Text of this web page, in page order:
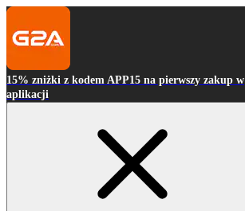
15% zniżki z kodem APP15 na pierwszy zakup w
aplikacji